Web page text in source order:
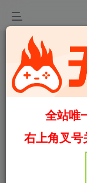
00:00/01:46
全站唯
右上角叉